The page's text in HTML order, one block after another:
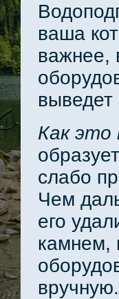
ваша
важнее,
выведет
Как это
слабо
Чем
его
камнем,